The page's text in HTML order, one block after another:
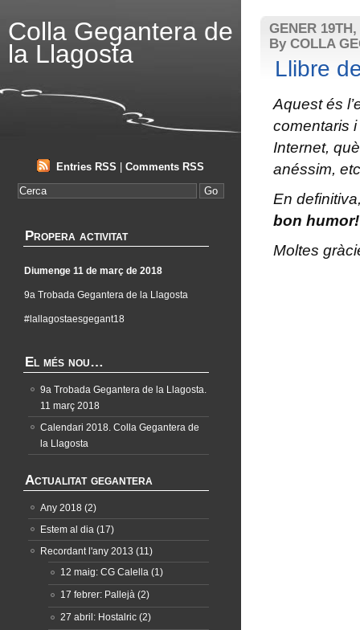
GENER 19TH,
By COLLA
Llibre
Aquest és
comentaris
Internet,
anéssim,
En
bon humor!
Moltes
Colla Gegantera de
la Llagosta
Entries RSS Comments RSS
Propera activitat
Diumenge 11 de març de 2018
9a Trobada Gegantera de la Llagosta
#lallagostaesgegant18
El més nou…
9a Trobada Gegantera de la Llagosta.
11 març 2018
Calendari 2018. Colla Gegantera de
la Llagosta
Actualitat gegantera
Any 2018 (2)
Estem al dia (17)
Recordant l'any 2013 (11)
12 maig: CG Calella (1)
17 febrer: Pallejà (2)
27 abril: Hostalric (2)